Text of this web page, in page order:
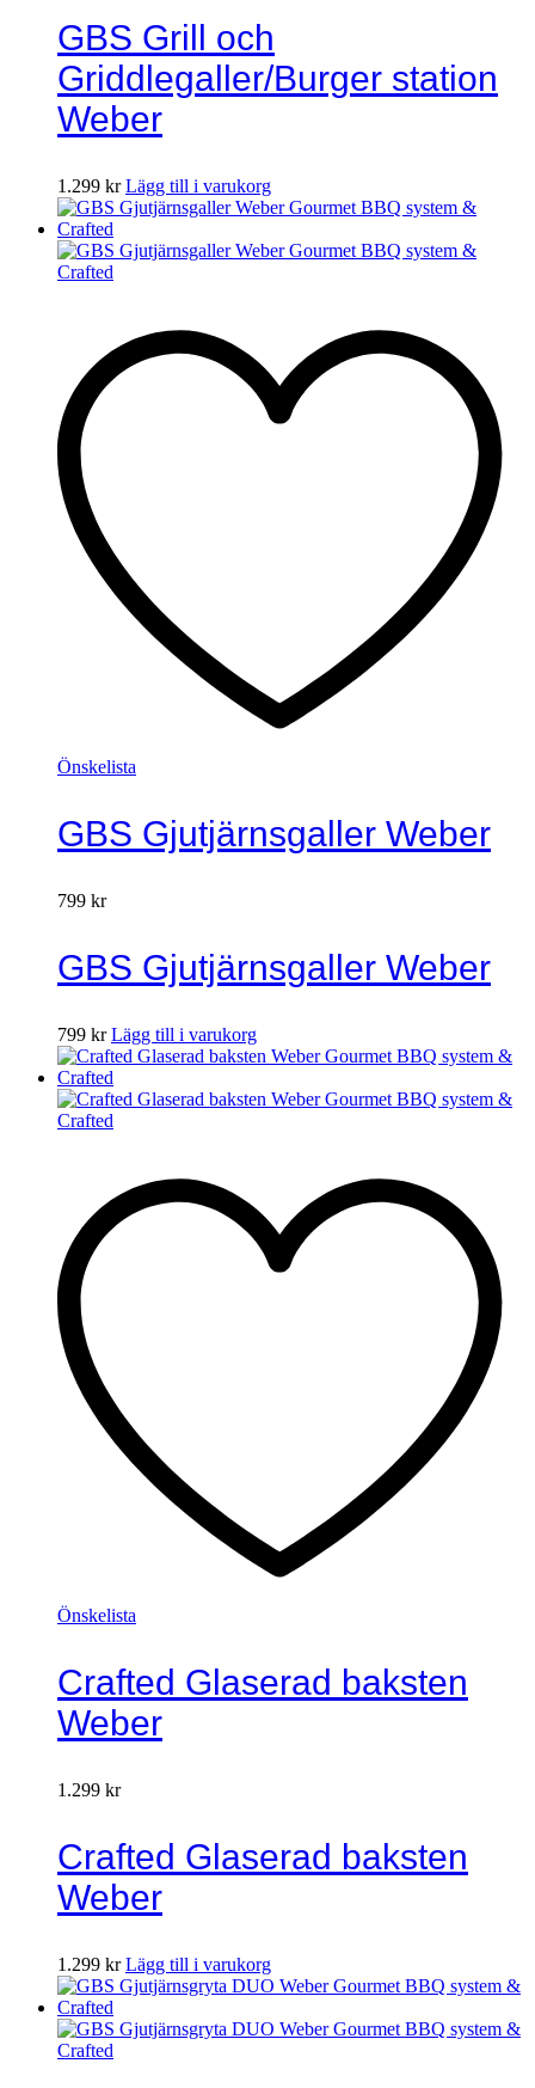
GBS Grill och
Griddlegaller/Burger station
Weber
1.299 kr Lägg till i varukorg
Önskelista
GBS Gjutjärnsgaller Weber
799 kr
GBS Gjutjärnsgaller Weber
799 kr Lägg till i varukorg
Önskelista
Crafted Glaserad baksten
Weber
1.299 kr
Crafted Glaserad baksten
Weber
1.299 kr Lägg till i varukorg